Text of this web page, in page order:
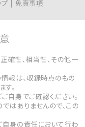
プ 免責事項
確性、相当性、その他一
報は、収録時点のもの
す。
自身でご確認ください。
はありませんので、この
自身の責任において行わ